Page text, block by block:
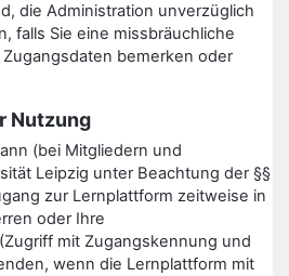
die Administration unverzüglich
falls Sie eine missbräuchliche
bemerken oder
Nutzung
(bei Mitgliedern und
Leipzig unter Beachtung der §§
zur Lernplattform zeitweise in
oder Ihre
mit Zugangskennung und
wenn die Lernplattform mit